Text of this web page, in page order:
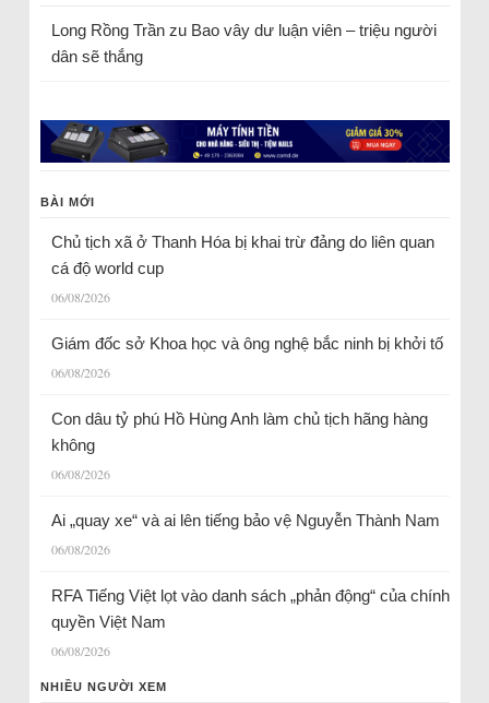
Long Rồng Trầnzu Bao vây dư luận viên – triệu người
dân sẽ thắng
BÀI MỚI
Chủ tịch xã ở Thanh Hóa bị khai trừ đảng do liên quan
cá độ world cup
06/08/2026
Giám đốc sở Khoa học và ông nghệ bắc ninh bị khởi tố
06/08/2026
Con dâu tỷ phú Hồ Hùng Anh làm chủ tịch hãng hàng
không
06/08/2026
Ai „quay xe“ và ai lên tiếng bảo vệ Nguyễn Thành Nam
06/08/2026
RFA Tiếng Việt lọt vào danh sách „phản động“ của chính
quyền Việt Nam
06/08/2026
NHIỀU NGƯỜI XEM